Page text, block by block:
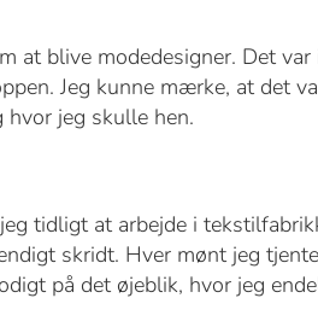
at blive modedesigner. Det var
Jeg kunne mærke, at det
hvor jeg skulle hen.
tidligt at arbejde i
skridt. Hver mønt jeg
på det øjeblik, hvor jeg